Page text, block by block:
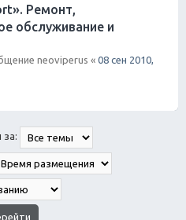
Ремонт,
обслуживание и
neoviperus « 08 сен 2010,
за: